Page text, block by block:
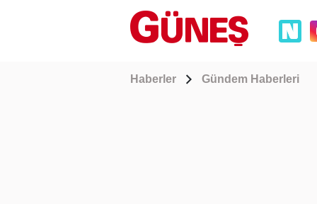
Haberler Gündem Haberleri